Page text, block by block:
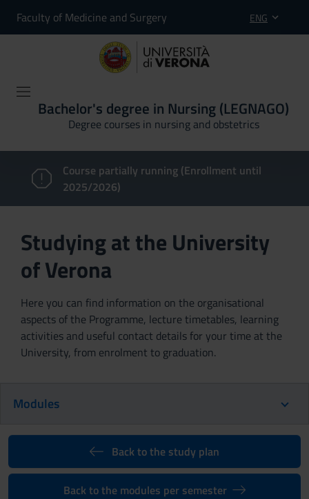
Faculty of Medicine and Surgery ENG
Bachelor's degree in Nursing (LEGNAGO)
Degree courses in nursing and obstetrics
Course partially running (Enrollment until
2025/2026)
Studying at the University
of Verona
Here you can find information on the organisational
aspects of the Programme, lecture timetables, learning
activities and useful contact details for your time at the
University, from enrolment to graduation.
Modules
Back to the study plan
Back to the modules per semester